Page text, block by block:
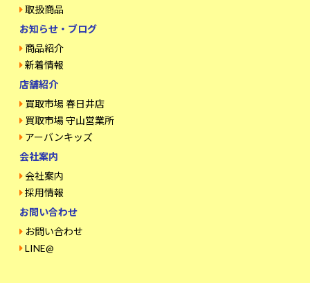
取扱商品
お知らせ・ブログ
商品紹介
新着情報
店舗紹介
買取市場 春日井店
買取市場 守山営業所
アーバンキッズ
会社案内
会社案内
採用情報
お問い合わせ
お問い合わせ
LINE@